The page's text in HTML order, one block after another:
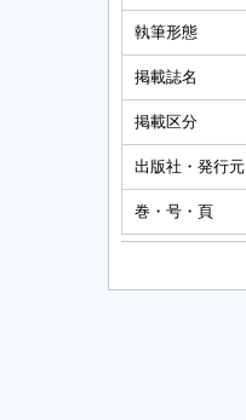
執筆形態
掲載誌名
掲載区分
出版社・発行元
巻・号・頁